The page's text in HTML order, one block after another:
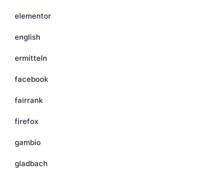
elementor
english
ermitteln
facebook
fairrank
firefox
gambio
gladbach